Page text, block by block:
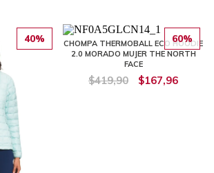
40% 60%
CHOMPA THERMOBALL ECO HOODIE
2.0 MORADO MUJER THE NORTH
FACE
$419,90 $167,96